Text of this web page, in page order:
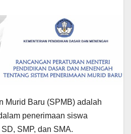
Murid Baru (SPMB) adalah
penerimaan siswa
SMP, dan SMA.